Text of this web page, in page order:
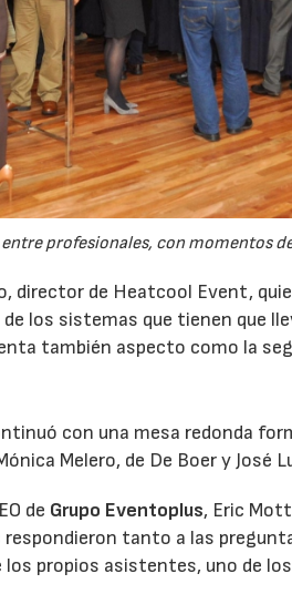
profesionales, con momentos
director de Heatcool Event,
los sistemas que tienen que
también aspecto como la
con una mesa redonda
Melero, de De Boer y José
de Grupo Eventoplus, Eric
tanto a las
los propios asistentes, uno de